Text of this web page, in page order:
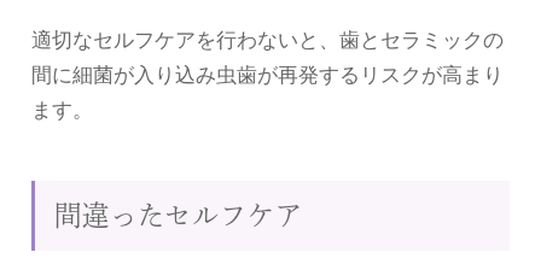
適切なセルフケアを行わないと、歯とセラミックの
間に細菌が入り込み虫歯が再発するリスクが高まり
ます。
間違ったセルフケア